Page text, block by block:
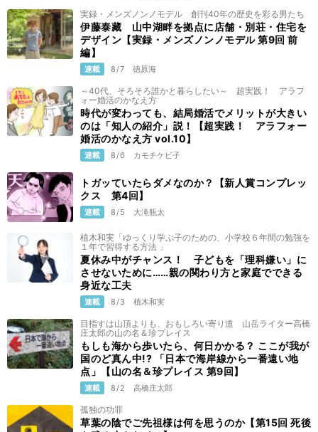
実録・メンズノンノモデル 創刊40年の歴史を彩る男たち
伊藤泰藏 山中湖畔を拠点に店舗・別荘・住宅を
デザイン【実録・メンズノンノモデル 第9回 前
編】
連載 8/7 徳原海
～40代、そろそろ誰かと暮らしたい～ 超実践！ アラフ
ォー婚活のかなえ方
時代が変わっても、結局婚活でメリットが大きい
のは「知人の紹介」説！【超実践！ アラフォー
婚活のかなえ方 vol.10】
連載 8/6 カモチケビ子
トガッていたらダメなのか？【新人賞コンプレッ
クス 第4回】
連載 8/5 大滝瓶太
植木和実「ゆっくり学ぶ子のための、小学校６年間の勉強を
１年で習得する方法 」
夏休み中がチャンス！ 子どもを「理科嫌い」に
させないために……親の関わり方と家庭でできる
身近な工夫
連載 8/3 植木和実
目指すは山頂よりも、おもしろい寄り道 山岳ライター高橋
庄太郎の山の名＆珍プレイス
もしも海から歩いたら、何日かかる？ ここが我が
国のど真ん中!? 「日本で海岸線から一番遠い地
点」【山の名＆珍プレイス 第9回】
連載 8/2 高橋庄太郎
孤独の功罪
草葉の陰でご先祖様は何を思うのか【第15回 死後